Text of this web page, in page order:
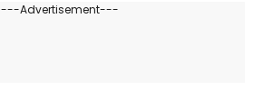
---Advertisement---